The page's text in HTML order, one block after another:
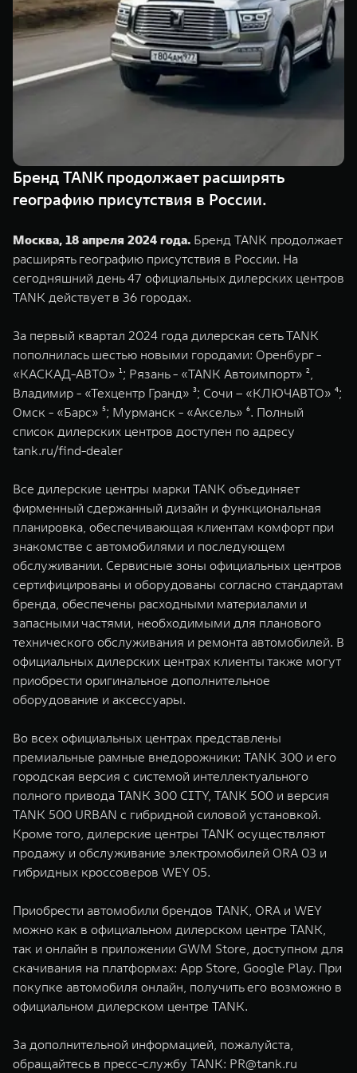
TANK 500
Веди за собой
от 6 499 000 ₽
TANK 700
Сила
WEY 07
Расширяя границы комфорта
от 6 149 000 ₽
WEY 05
Эстетика
от 5 699
WEY 80
Масштаб возможностей
от 6 449 000 ₽
WEY 80
Масштаб
от 8 099
ПОКУПКА АВТОМОБИЛЯ
TANK Финансы
Корпоративным клиентам
TANK Лизинг
TANK Страхование
Сервис
Специальные предложения
Моторные масла
Подписки
Бренд TANK продолжает расширять
географию присутствия в России.
Москва, 18 апреля 2024 года. Бренд TANK продолжает
расширять географию присутствия в России. На
сегодняшний день 47 официальных дилерских центров
TANK действует в 36 городах.
За первый квартал 2024 года дилерская сеть TANK
пополнилась шестью новыми городами: Оренбург -
«КАСКАД-АВТО» ¹; Рязань - «TANK Автоимпорт» ²,
Владимир - «Техцентр Гранд» ³; Сочи – «КЛЮЧАВТО» ⁴;
Омск - «Барс» ⁵; Мурманск - «Аксель» ⁶. Полный
список дилерских центров доступен по адресу
tank.ru/find-dealer
Все дилерские центры марки TANK объединяет
фирменный сдержанный дизайн и функциональная
планировка, обеспечивающая клиентам комфорт при
знакомстве с автомобилями и последующем
обслуживании. Сервисные зоны официальных центров
сертифицированы и оборудованы согласно стандартам
бренда, обеспечены расходными материалами и
запасными частями, необходимыми для планового
технического обслуживания и ремонта автомобилей. В
официальных дилерских центрах клиенты также могут
приобрести оригинальное дополнительное
оборудование и аксессуары.
Во всех официальных центрах представлены
премиальные рамные внедорожники: TANK 300 и его
городская версия с системой интеллектуального
полного привода TANK 300 CITY, TANK 500 и версия
TANK 500 URBAN с гибридной силовой установкой.
Кроме того, дилерские центры TANK осуществляют
продажу и обслуживание электромобилей ORA 03 и
гибридных кроссоверов WEY 05.
Приобрести автомобили брендов TANK, ORA и WEY
можно как в официальном дилерском центре TANK,
так и онлайн в приложении GWM Store, доступном для
скачивания на платформах: App Store, Google Play. При
покупке автомобиля онлайн, получить его возможно в
официальном дилерском центре TANK.
За дополнительной информацией, пожалуйста,
обращайтесь в пресс-службу TANK: PR@tank.ru